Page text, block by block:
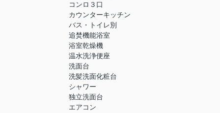
コンロ３口
カウンターキッチン
バス・トイレ別
追焚機能浴室
浴室乾燥機
温水洗浄便座
洗面台
洗髪洗面化粧台
シャワー
独立洗面台
エアコン